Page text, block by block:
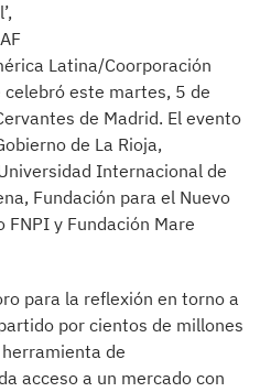
Latina/Coorporación
este martes, 5 de
de Madrid. El evento
de La Rioja,
Internacional de
Fundación para el Nuevo
y Fundación Mare
para la reflexión en torno a
por cientos de millones
de
acceso a un mercado con